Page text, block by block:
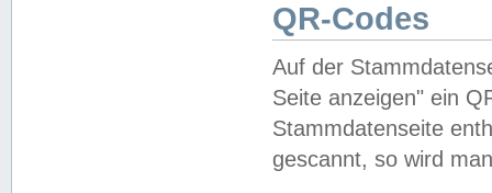
QR-Codes
Auf der
Seite anzeigen" ein
Stammdatenseite
gescannt, so wird